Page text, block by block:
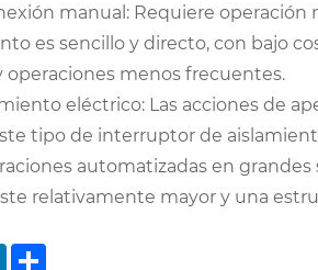
manual: Requiere operación
es sencillo y directo, con bajo
operaciones menos frecuentes.
eléctrico: Las acciones de
tipo de interruptor de
automatizadas en
relativamente mayor y una
LinkedIn